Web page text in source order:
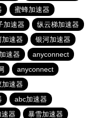
蜜蜂加速器
加速器
纵云梯加速器
加速器
银河加速器
速器
anyconnect
anyconnect
加速器
abc加速器
器 暴雪加速器